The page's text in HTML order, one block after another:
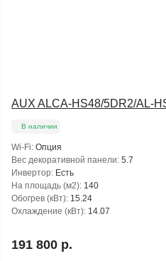
AUX ALCA-HS48/5DR2/AL-
В наличии
Wi-Fi: Опция
Вес декоративной панели: 5.7
Инвертор: Есть
На площадь (м2): 140
Обогрев (кВт): 15.24
Охлаждение (кВт): 14.07
191 800 р.